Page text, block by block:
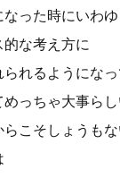
った時にいわ
な考え方に
れるようになっ
っちゃ大事ら
こそしょうも